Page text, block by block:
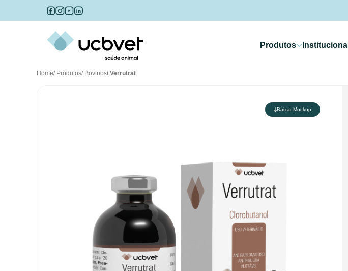
Produtos Institucional
Home/ Produtos/ Bovinos/ Verrutrat
Baixar Mockup